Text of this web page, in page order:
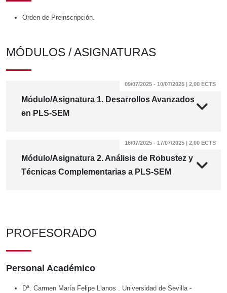
Orden de Preinscripción.
MÓDULOS / ASIGNATURAS
Módulo/Asignatura 1. Desarrollos Avanzados
en PLS-SEM
09/07/2025 - 10/07/2025 | 2,00 ECTS
Módulo/Asignatura 2. Análisis de Robustez y
Técnicas Complementarias a PLS-SEM
16/07/2025 - 17/07/2025 | 2,00 ECTS
PROFESORADO
Personal Académico
Dª. Carmen María Felipe Llanos . Universidad de Sevilla -